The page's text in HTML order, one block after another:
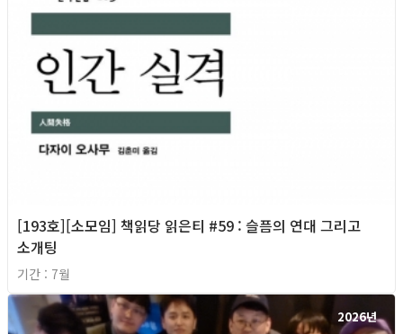
[193호][소모임] 책읽당 읽은티 #59 : 슬픔의 연대 그리고
소개팅
기간 : 7월
2026년